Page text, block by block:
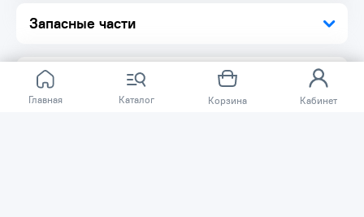
Главная Каталог Корзина Кабинет
Запасные части